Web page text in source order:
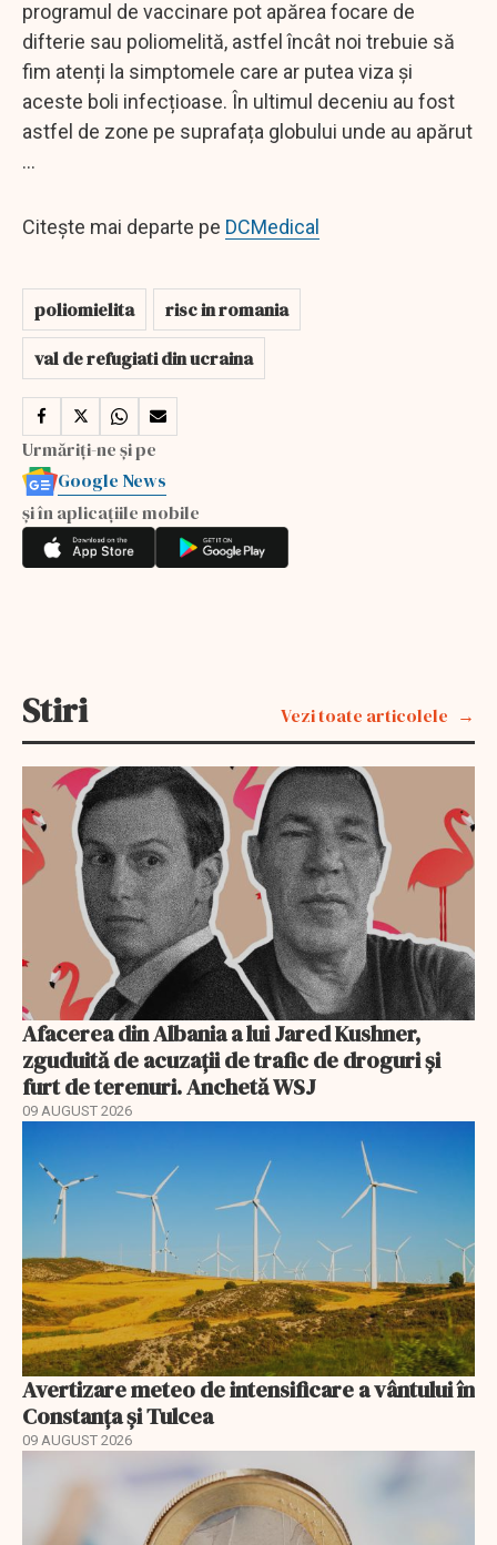
programul de vaccinare pot apărea focare de
difterie sau poliomelită, astfel încât noi trebuie să
fim atenți la simptomele care ar putea viza și
aceste boli infecțioase. În ultimul deceniu au fost
astfel de zone pe suprafața globului unde au apărut
...
Citește mai departe pe DCMedical
poliomielita
risc in romania
val de refugiati din ucraina
Urmăriți-ne și pe
Google News
și în aplicațiile mobile
Stiri Vezi toate articolele
Afacerea din Albania a lui Jared Kushner,
zguduită de acuzații de trafic de droguri și
furt de terenuri. Anchetă WSJ
09 AUGUST 2026
Avertizare meteo de intensificare a vântului în
Constanța și Tulcea
09 AUGUST 2026